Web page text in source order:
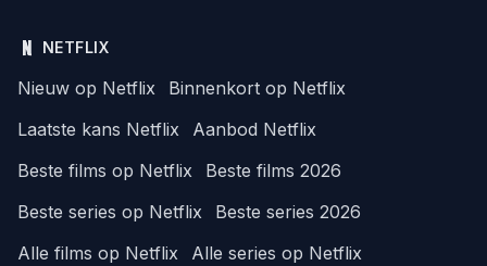
NETFLIX
Nieuw op Netflix
Binnenkort op Netflix
Laatste kans Netflix
Aanbod Netflix
Beste films op Netflix
Beste films 2026
Beste series op Netflix
Beste series 2026
Alle films op Netflix
Alle series op Netflix